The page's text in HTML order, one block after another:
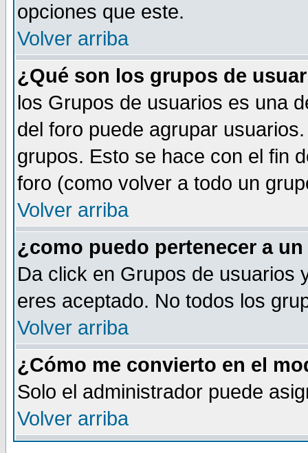
opciones que este.
Volver arriba
¿Qué son los grupos de
los Grupos de usuarios es una
del foro puede agrupar
grupos. Esto se hace con el fin
foro (como volver a todo un
Volver arriba
¿como puedo pertenecer a
Da click en Grupos de usuarios
eres aceptado. No todos los
Volver arriba
¿Cómo me convierto en el
Solo el administrador puede
Volver arriba